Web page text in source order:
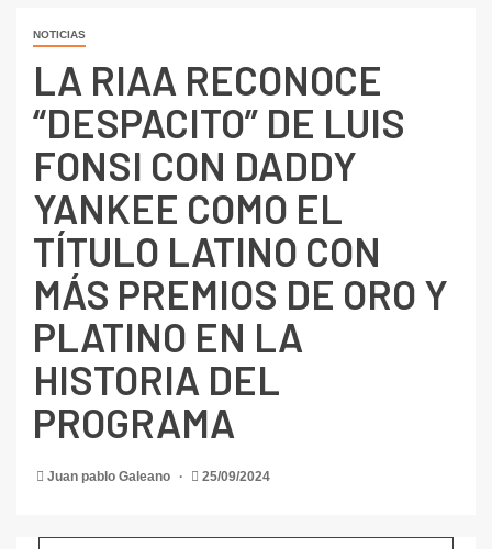
NOTICIAS
LA RIAA RECONOCE
“DESPACITO” DE LUIS
FONSI CON DADDY
YANKEE COMO EL
TÍTULO LATINO CON
MÁS PREMIOS DE ORO Y
PLATINO EN LA
HISTORIA DEL
PROGRAMA
Juan pablo Galeano 25/09/2024